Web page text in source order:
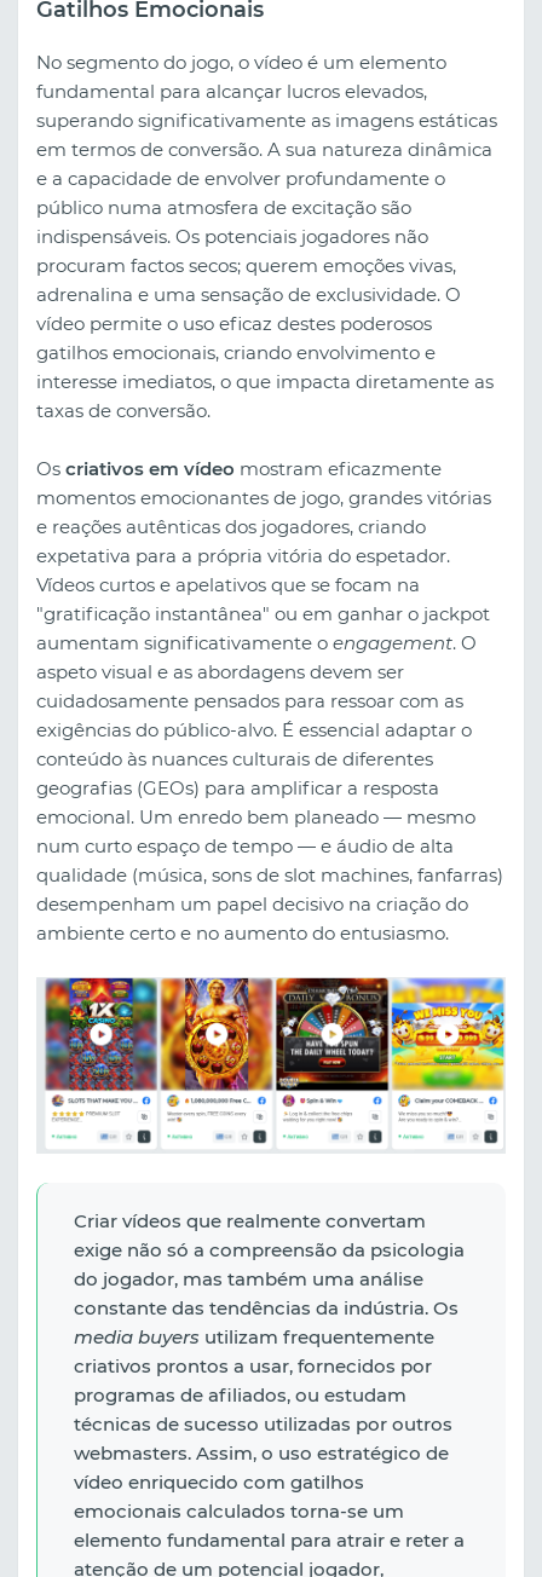
Gatilhos Emocionais
No segmento do jogo, o vídeo é um elemento
fundamental para alcançar lucros elevados,
superando significativamente as imagens estáticas
em termos de conversão. A sua natureza dinâmica
e a capacidade de envolver profundamente o
público numa atmosfera de excitação são
indispensáveis. Os potenciais jogadores não
procuram factos secos; querem emoções vivas,
adrenalina e uma sensação de exclusividade. O
vídeo permite o uso eficaz destes poderosos
gatilhos emocionais, criando envolvimento e
interesse imediatos, o que impacta diretamente as
taxas de conversão.
Os criativos em vídeo mostram eficazmente
momentos emocionantes de jogo, grandes vitórias
e reações autênticas dos jogadores, criando
expetativa para a própria vitória do espetador.
Vídeos curtos e apelativos que se focam na
"gratificação instantânea" ou em ganhar o jackpot
aumentam significativamente o engagement. O
aspeto visual e as abordagens devem ser
cuidadosamente pensados para ressoar com as
exigências do público-alvo. É essencial adaptar o
conteúdo às nuances culturais de diferentes
geografias (GEOs) para amplificar a resposta
emocional. Um enredo bem planeado — mesmo
num curto espaço de tempo — e áudio de alta
qualidade (música, sons de slot machines, fanfarras)
desempenham um papel decisivo na criação do
ambiente certo e no aumento do entusiasmo.
Criar vídeos que realmente convertam
exige não só a compreensão da psicologia
do jogador, mas também uma análise
constante das tendências da indústria. Os
media buyers utilizam frequentemente
criativos prontos a usar, fornecidos por
programas de afiliados, ou estudam
técnicas de sucesso utilizadas por outros
webmasters. Assim, o uso estratégico de
vídeo enriquecido com gatilhos
emocionais calculados torna-se um
elemento fundamental para atrair e reter a
atenção de um potencial jogador,